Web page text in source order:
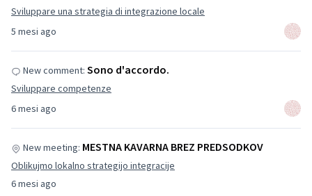
5 mesi ago
Sviluppare una strategia di integrazione locale
6 mesi ago
New comment: Sono d'accordo.
Sviluppare competenze
6 mesi ago
New meeting: MESTNA KAVARNA BREZ PREDSODKOV
Oblikujmo lokalno strategijo integracije